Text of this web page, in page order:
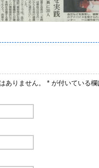
ありません。 * が付いている